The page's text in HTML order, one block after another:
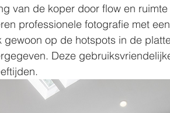
van de koper door flow en
professionele fotografie met
op de hotspots in de
Deze